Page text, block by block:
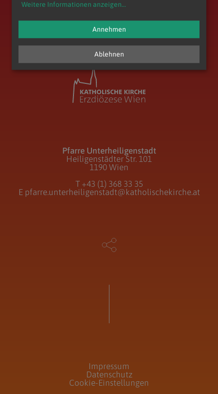
zum Anfang der Seite
Pfarre Unterheiligenstadt
Heiligenstädter Str. 101
1190 Wien
T +43 (1) 368 33 35
E pfarre.unterheiligenstadt@katholischekirche.at
Impressum
Datenschutz
Cookie-Einstellungen
Weitere Informationen anzeigen...
Ablehnen
Annehmen